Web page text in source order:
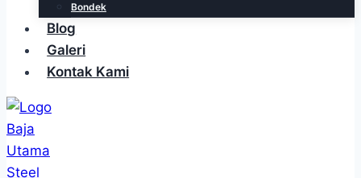
Bondek
Blog
Galeri
Kontak Kami